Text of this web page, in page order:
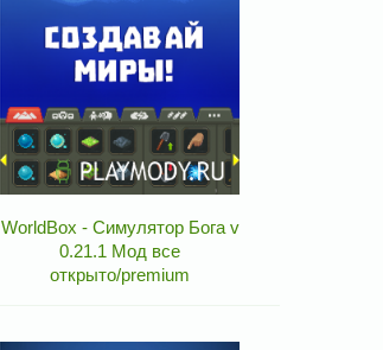
WorldBox - Симулятор Бога v
0.21.1 Мод все
открыто/premium